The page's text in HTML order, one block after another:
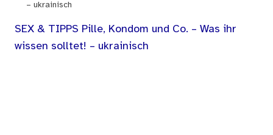
– ukrainisch
SEX & TIPPS Pille, Kondom und Co. – Was ihr
wissen solltet! – ukrainisch